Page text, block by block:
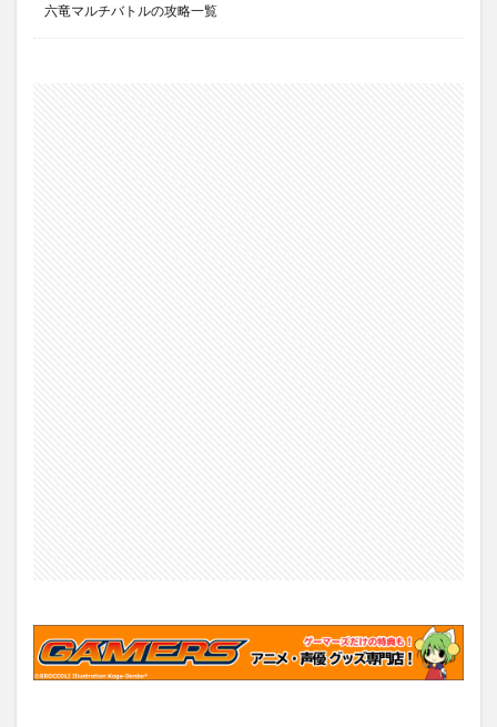
六竜マルチバトルの攻略一覧